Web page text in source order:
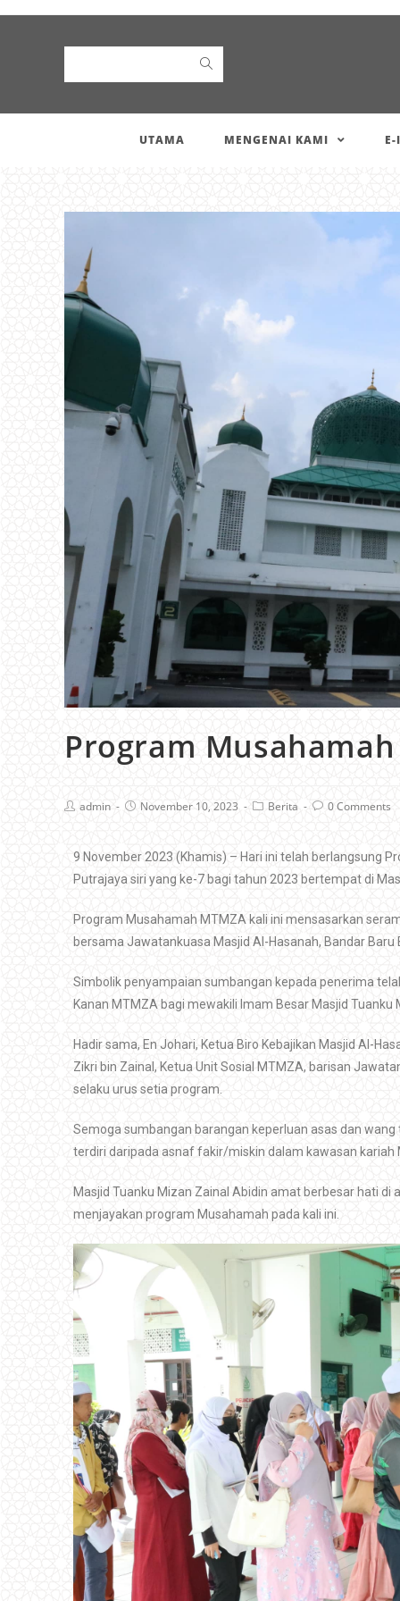
UTAMA MENGENAI KAMI
Program Musahamah
admin November 10, 2023 Berita 0 Comments
9 November 2023 (Khamis) – Hari ini telah berlangsung
Putrajaya siri yang ke-7 bagi tahun 2023 bertempat di
Program Musahamah MTMZA kali ini mensasarkan
bersama Jawatankuasa Masjid Al-Hasanah, Bandar Baru
Simbolik penyampaian sumbangan kepada penerima
Kanan MTMZA bagi mewakili Imam Besar Masjid
Hadir sama, En Johari, Ketua Biro Kebajikan Masjid Al-
Zikri bin Zainal, Ketua Unit Sosial MTMZA, barisan
selaku urus setia program.
Semoga sumbangan barangan keperluan asas dan
terdiri daripada asnaf fakir/miskin dalam kawasan kariah
Masjid Tuanku Mizan Zainal Abidin amat berbesar hati
menjayakan program Musahamah pada kali ini.